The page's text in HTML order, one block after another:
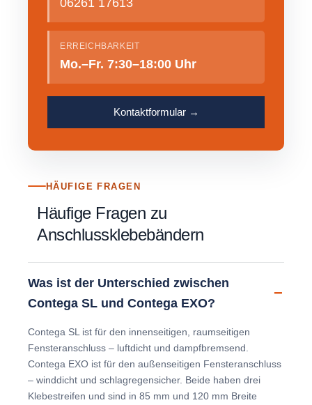
06261 17613
ERREICHBARKEIT
Mo.–Fr. 7:30–18:00 Uhr
Kontaktformular →
HÄUFIGE FRAGEN
Häufige Fragen zu
Anschlussklebebändern
Was ist der Unterschied zwischen
Contega SL und Contega EXO?
Contega SL ist für den innenseitigen, raumseitigen
Fensteranschluss – luftdicht und dampfbremsend.
Contega EXO ist für den außenseitigen Fensteranschluss
– winddicht und schlagregensicher. Beide haben drei
Klebestreifen und sind in 85 mm und 120 mm Breite